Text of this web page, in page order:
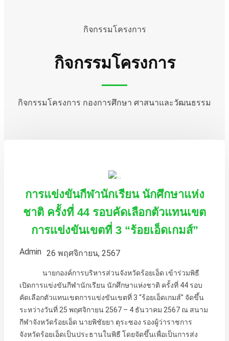
กิจกรรมโครงการ
กิจกรรมโครงการ
กิจกรรมโครงการ กองการศึกษา ศาสนาและวัฒนธรรม
การแข่งขันกีฬานักเรียน นักศึกษาแห่ง
ชาติ ครั้งที่ 44 รอบคัดเลือกตัวแทนเขต
การแข่งขันเขตที่ 3 “ร้อยเอ็ดเกมส์”
Admin 26 พฤศจิกายน, 2567
นายกองค์การบริหารส่วนจังหวัดร้อยเอ็ด เข้าร่วมพิธี
เปิดการแข่งขันกีฬานักเรียน นักศึกษาแห่งชาติ ครั้งที่ 44 รอบ
คัดเลือกตัวแทนเขตการแข่งขันเขตที่ 3 “ร้อยเอ็ดเกมส์” จัดขึ้น
ระหว่างวันที่ 25 พฤศจิกายน 2567 – 4 ธันวาคม 2567 ณ สนาม
กีฬาจังหวัดร้อยเอ็ด นายพิชัยยา ตุระซอง รองผู้ว่าราชการ
จังหวัดร้อยเอ็ดเป็นประธานในพิธี โดยจัดขึ้นเพื่อเป็นการส่ง